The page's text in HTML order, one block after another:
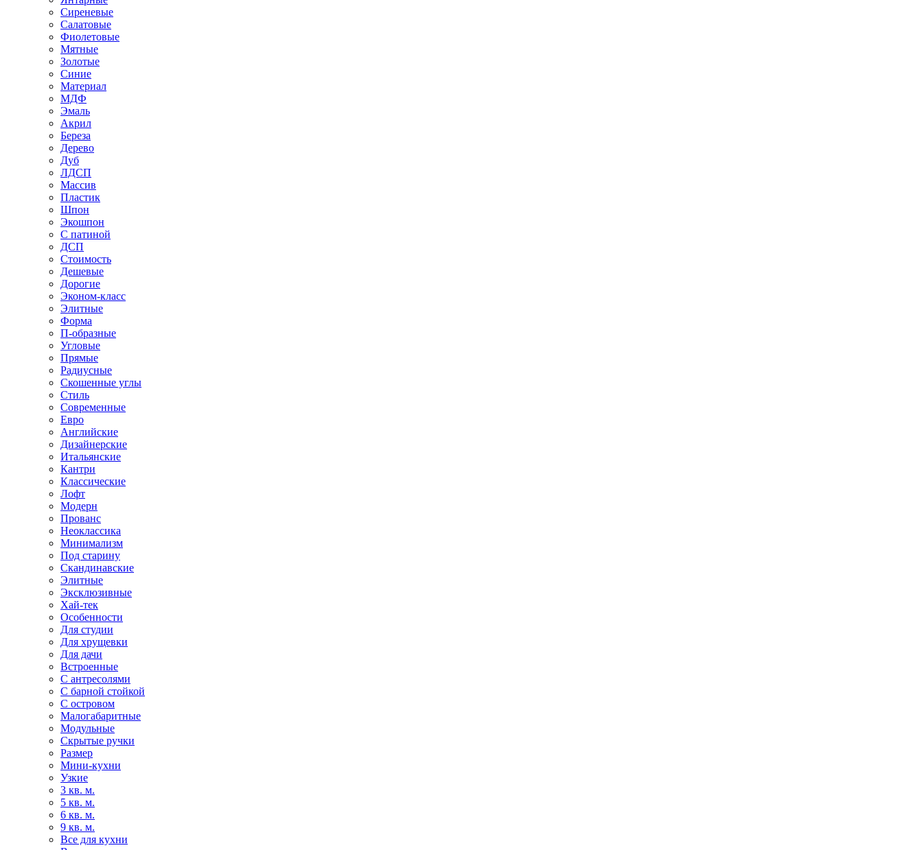
Сиреневые
Салатовые
Фиолетовые
Мятные
Золотые
Синие
Материал
МДФ
Эмаль
Акрил
Береза
Дерево
Дуб
ЛДСП
Массив
Пластик
Шпон
Экошпон
С патиной
ДСП
Стоимость
Дешевые
Дорогие
Эконом-класс
Элитные
Форма
П-образные
Угловые
Прямые
Радиусные
Скошенные углы
Стиль
Современные
Евро
Английские
Дизайнерские
Итальянские
Кантри
Классические
Лофт
Модерн
Прованс
Неоклассика
Минимализм
Под старину
Скандинавские
Элитные
Эксклюзивные
Хай-тек
Особенности
Для студии
Для хрущевки
Для дачи
Встроенные
С антресолями
С барной стойкой
С островом
Малогабаритные
Модульные
Скрытые ручки
Размер
Мини-кухни
Узкие
3 кв. м.
5 кв. м.
6 кв. м.
9 кв. м.
Все для кухни